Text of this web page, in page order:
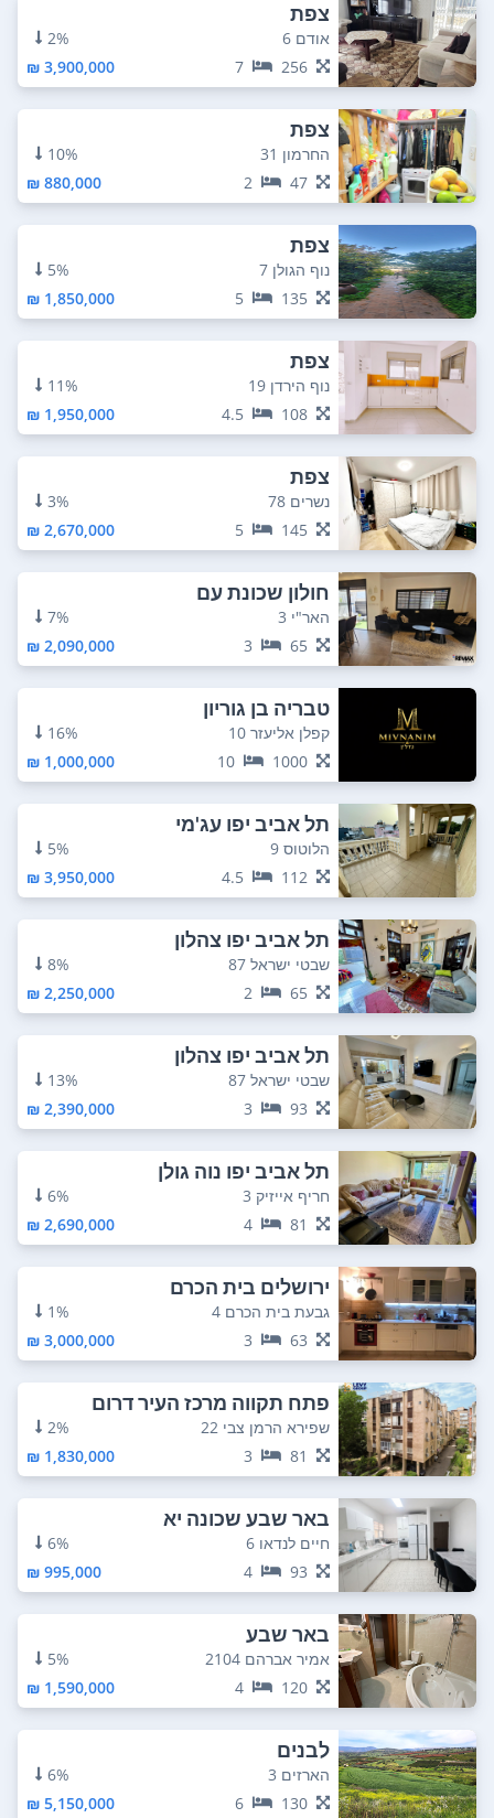
צפת
אודם 6
2%
256
7
3,900,000 ₪
צפת
החרמון 31
10%
47
2
880,000 ₪
צפת
נוף הגולן 7
5%
135
5
1,850,000 ₪
צפת
נוף הירדן 19
11%
108
4.5
1,950,000 ₪
צפת
נשרים 78
3%
145
5
2,670,000 ₪
חולון שכונת עם
האר"י 3
7%
65
3
2,090,000 ₪
טבריה בן גוריון
קפלן אליעזר 10
16%
1000
10
1,000,000 ₪
תל אביב יפו עג'מי
הלוטוס 9
5%
112
4.5
3,950,000 ₪
תל אביב יפו צהלון
שבטי ישראל 87
8%
65
2
2,250,000 ₪
תל אביב יפו צהלון
שבטי ישראל 87
13%
93
3
2,390,000 ₪
תל אביב יפו נוה גולן
חריף אייזיק 3
6%
81
4
2,690,000 ₪
ירושלים בית הכרם
גבעת בית הכרם 4
1%
63
3
3,000,000 ₪
פתח תקווה מרכז העיר דרום
שפירא הרמן צבי 22
2%
81
3
1,830,000 ₪
באר שבע שכונה יא
חיים לנדאו 6
6%
93
4
995,000 ₪
באר שבע
אמיר אברהם 2104
5%
120
4
1,590,000 ₪
לבנים
הארזים 3
6%
130
6
5,150,000 ₪